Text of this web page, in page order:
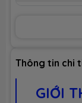
Thông tin chi
GIỚI